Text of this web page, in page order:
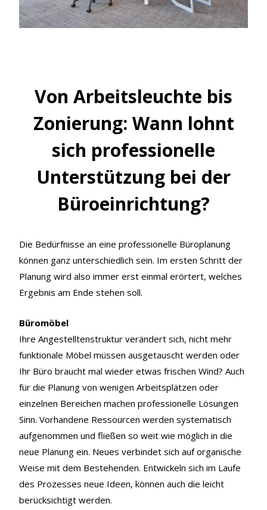
Von Arbeitsleuchte bis
Zonierung: Wann lohnt
sich professionelle
Unterstützung bei der
Büroeinrichtung?
Die Bedürfnisse an eine professionelle Büroplanung
können ganz unterschiedlich sein. Im ersten Schritt der
Planung wird also immer erst einmal erörtert, welches
Ergebnis am Ende stehen soll.
Büromöbel
Ihre Angestelltenstruktur verändert sich, nicht mehr
funktionale Möbel müssen ausgetauscht werden oder
Ihr Büro braucht mal wieder etwas frischen Wind? Auch
für die Planung von wenigen Arbeitsplätzen oder
einzelnen Bereichen machen professionelle Lösungen
Sinn. Vorhandene Ressourcen werden systematisch
aufgenommen und fließen so weit wie möglich in die
neue Planung ein. Neues verbindet sich auf organische
Weise mit dem Bestehenden. Entwickeln sich im Laufe
des Prozesses neue Ideen, können auch die leicht
berücksichtigt werden.